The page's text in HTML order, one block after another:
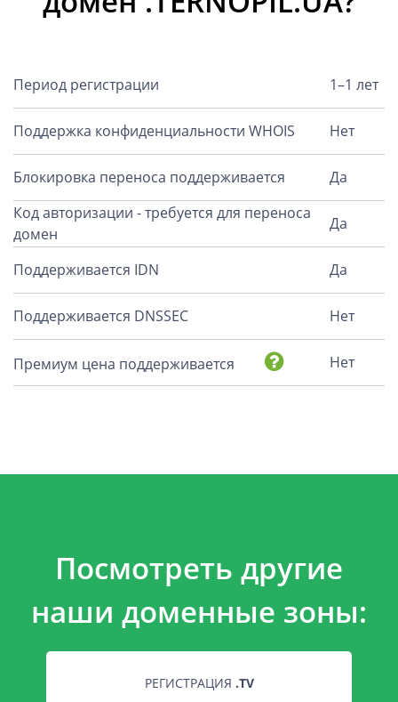
Период регистрации 1–1 лет
Поддержка конфиденциальности WHOIS Нет
Блокировка переноса поддерживается
Да
Код авторизации - требуется для переноса
домен
Да
Поддерживается IDN Да
Поддерживается DNSSEC Нет
Премиум цена поддерживается Нет
Посмотреть другие
наши доменные зоны:
РЕГИСТРАЦИЯ .TV